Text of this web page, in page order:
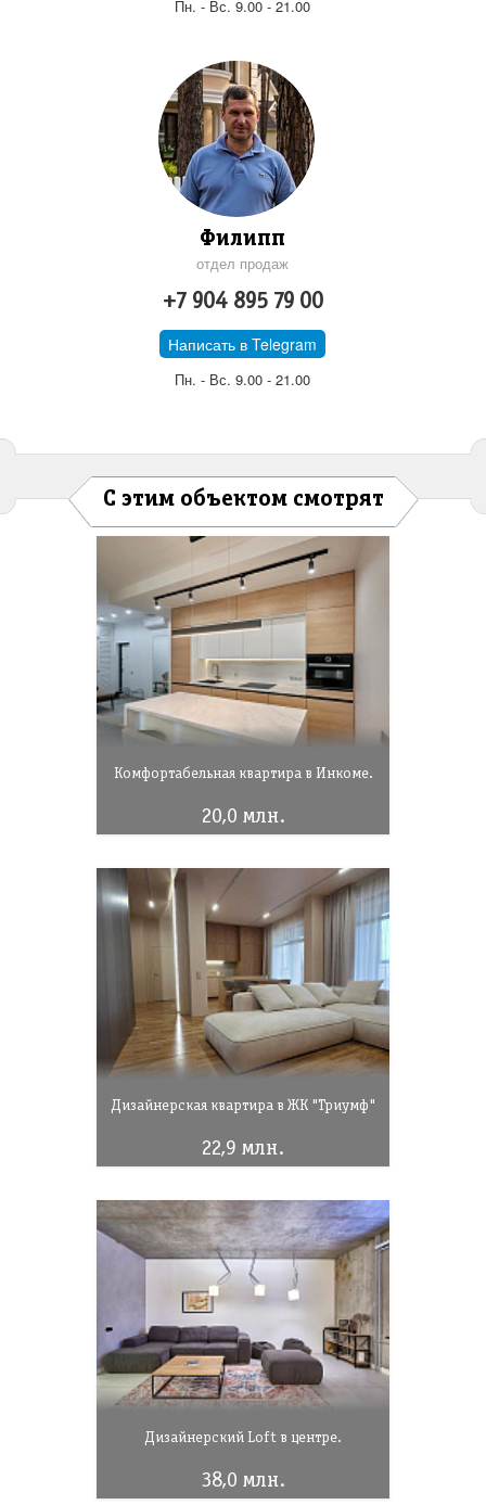
Пн. - Вс. 9.00 - 21.00
Филипп
отдел продаж
+7 904 895 79 00
Написать в Telegram
Пн. - Вс. 9.00 - 21.00
С этим объектом смотрят
Комфортабельная квартира в Инкоме.
20,0 млн.
Дизайнерская квартира в ЖК "Триумф"
22,9 млн.
Дизайнерский Loft в центре.
38,0 млн.